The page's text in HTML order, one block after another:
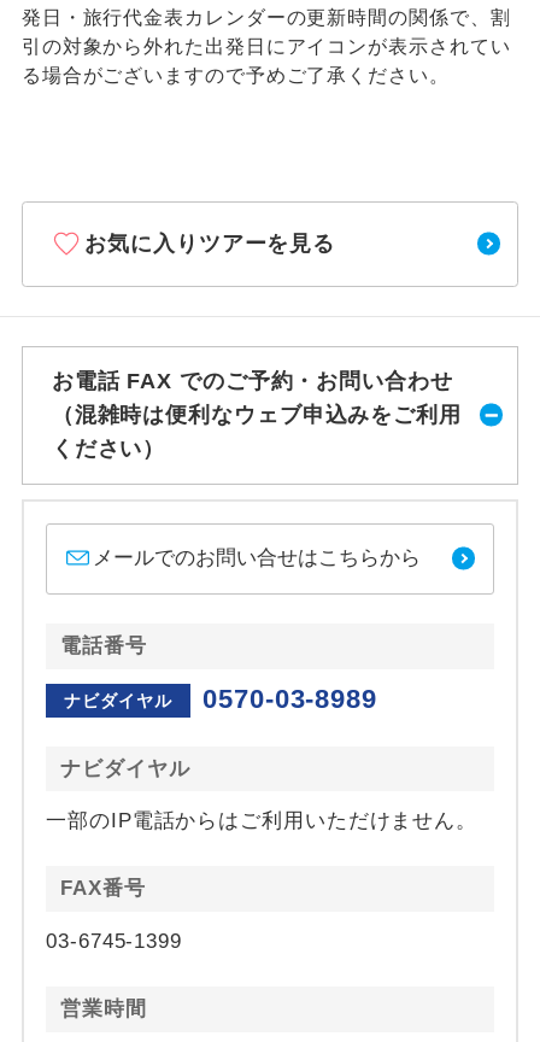
発日・旅行代金表カレンダーの更新時間の関係で、割
引の対象から外れた出発日にアイコンが表示されてい
る場合がございますので予めご了承ください。
お気に入りツアーを見る
お電話 FAX でのご予約・お問い合わせ
（混雑時は便利なウェブ申込みをご利用
ください）
メールでのお問い合せはこちらから
電話番号
ナビダイヤル 0570-03-8989
ナビダイヤル
一部のIP電話からはご利用いただけません。
FAX番号
03-6745-1399
営業時間